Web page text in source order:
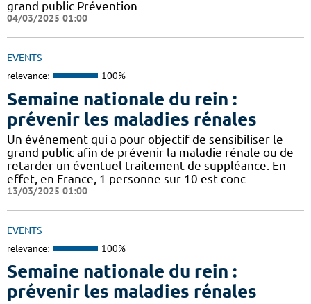
grand public Prévention
04/03/2025 01:00
EVENTS
relevance: 100%
Semaine nationale du rein :
prévenir les maladies rénales
Un événement qui a pour objectif de sensibiliser le
grand public afin de prévenir la maladie rénale ou de
retarder un éventuel traitement de suppléance. En
effet, en France, 1 personne sur 10 est conc
13/03/2025 01:00
EVENTS
relevance: 100%
Semaine nationale du rein :
prévenir les maladies rénales